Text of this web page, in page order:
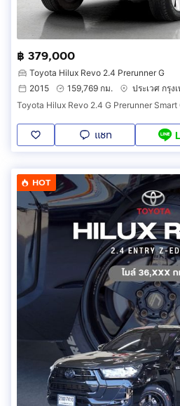
฿ 379,000
Toyota Hilux Revo 2.4 Prerunner G
2015
159,769 กม.
ประเวศ กรุ
Toyota Hilux Revo 2.4 G Prerunner
แชท
HOT